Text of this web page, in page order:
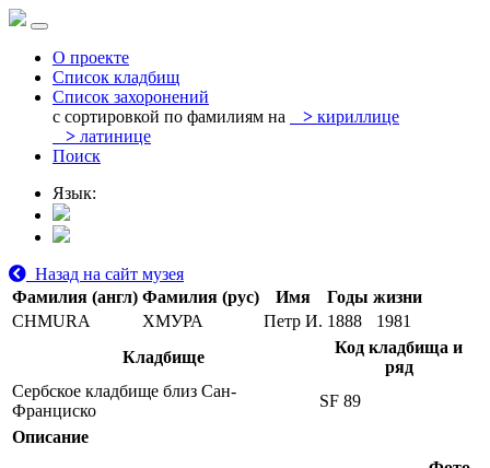
О проекте
Список кладбищ
Список захоронений
с сортировкой по фамилиям на
> кириллице
> латинице
Поиск
Язык:
Назад на сайт музея
Фамилия (англ) Фамилия (рус) Имя
Годы жизни
CHMURA
ХМУРА Петр И. 1888
1981
Кладбище
Код кладбища и
ряд
Сербское кладбище близ Сан-
Франциско
SF 89
Описание